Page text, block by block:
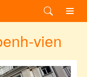
vien